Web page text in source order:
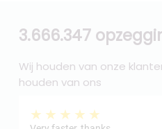
3.666.347
Wij houden van onze
houden van ons
★★★★★